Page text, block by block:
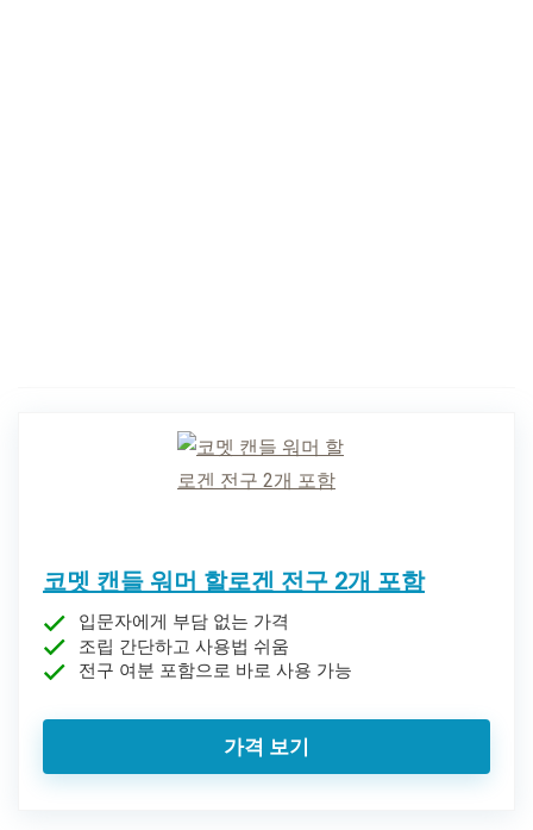
코멧 캔들 워머 할로겐 전구 2개 포함
입문자에게 부담 없는 가격
조립 간단하고 사용법 쉬움
전구 여분 포함으로 바로 사용 가능
가격 보기